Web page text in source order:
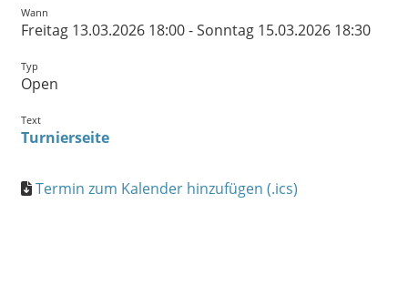
Wann
Freitag 13.03.2026 18:00 - Sonntag 15.03.2026 18:30
Typ
Open
Text
Turnierseite
Termin zum Kalender hinzufügen (.ics)